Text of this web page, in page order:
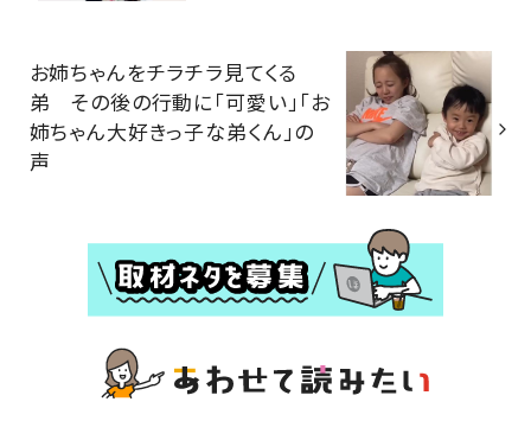
お姉ちゃんをチラチラ見てくる
弟 その後の行動に「可愛い」「お
姉ちゃん大好きっ子な弟くん」の
声